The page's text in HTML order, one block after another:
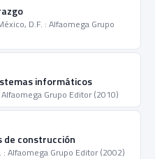
D.F. : Alfaomega Grupo
informáticos
Grupo Editor (2010)
de construcción
: Alfaomega Grupo Editor (2002)